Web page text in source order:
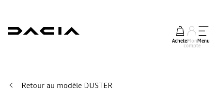
AcheterMon
compte
Menu
Retour au modèle DUSTER